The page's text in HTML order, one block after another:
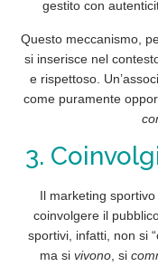
gestito con
Questo meccanismo,
si inserisce nel
e rispettoso.
come puramente
3.
Il marketing
coinvolgere il
sportivi, infatti, non si
ma si vivono , si